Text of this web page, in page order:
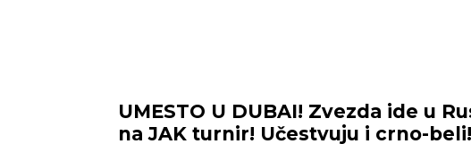
UMESTO U DUBAI! Zvezda ide u
na JAK turnir! Učestvuju i crno-beli!